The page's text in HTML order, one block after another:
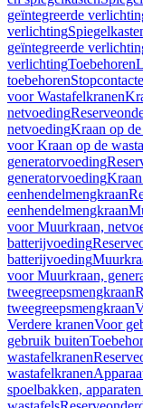
geïntegreerde
verlichting
geïntegreerde
verlichtingToebehoren
toebehoren
voor Wastafelkranen
netvoeding
netvoedingKraan op
voor Kraan op de
generatorvoeding
generatorvoeding
eenhendelmengkraan
eenhendelmengkraan
voor Muurkraan,
batterijvoeding
batterijvoeding
voor Muurkraan,
tweegreepsmengkraan
tweegreepsmengkraan
Verdere kranenVoor
gebruik buiten
wastafelkranen
wastafelkranen
spoelbakken,